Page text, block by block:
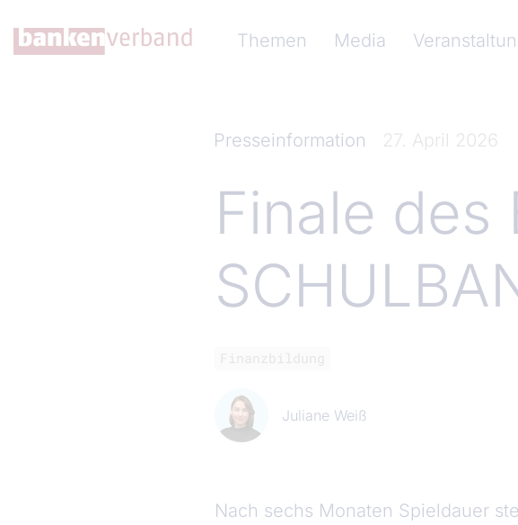
Themen
Media
Presseinformation 27. April 2026
Finale des
Juliane Weiß
Nach sechs Monaten Spieldauer